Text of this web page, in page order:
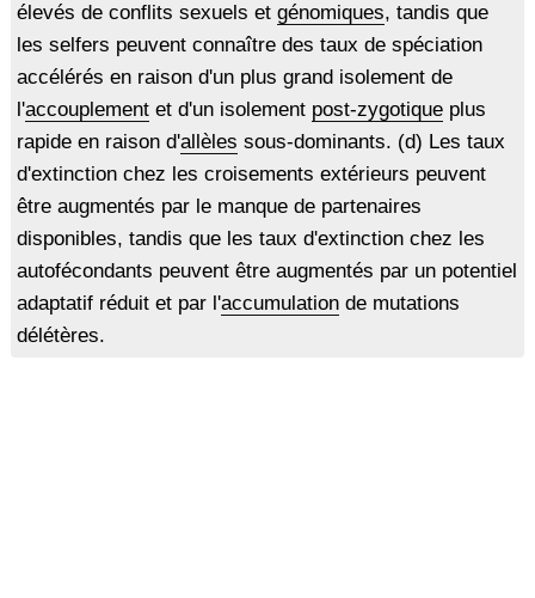
élevés de conflits sexuels et génomiques, tandis que
les selfers peuvent connaître des taux de spéciation
accélérés en raison d'un plus grand isolement de
l'accouplementet d'un isolement post-zygotiqueplus
rapide en raison d'allèles sous-dominants. (d) Les taux
d'extinction chez les croisements extérieurs peuvent
être augmentés par le manque de partenaires
disponibles, tandis que les taux d'extinction chez les
autofécondants peuvent être augmentés par un potentiel
adaptatif réduit et par l'accumulationde mutations
délétères.